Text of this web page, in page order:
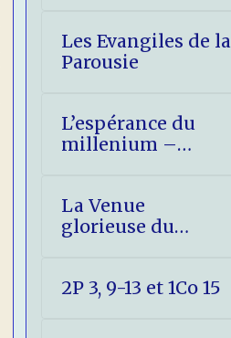
Les Evangiles de la
Parousie
L’espérance du
millenium –
La Venue
glorieuse du
2P 3, 9-13 et 1Co 15